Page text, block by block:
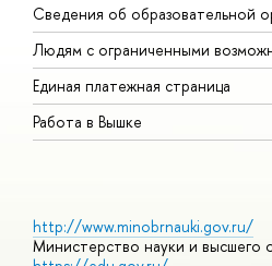
Сведения об образовательной
Людям с ограниченными
Единая платежная страница
Работа в Вышке
http://www.minobrnauki.gov.ru/
Министерство науки и высшего